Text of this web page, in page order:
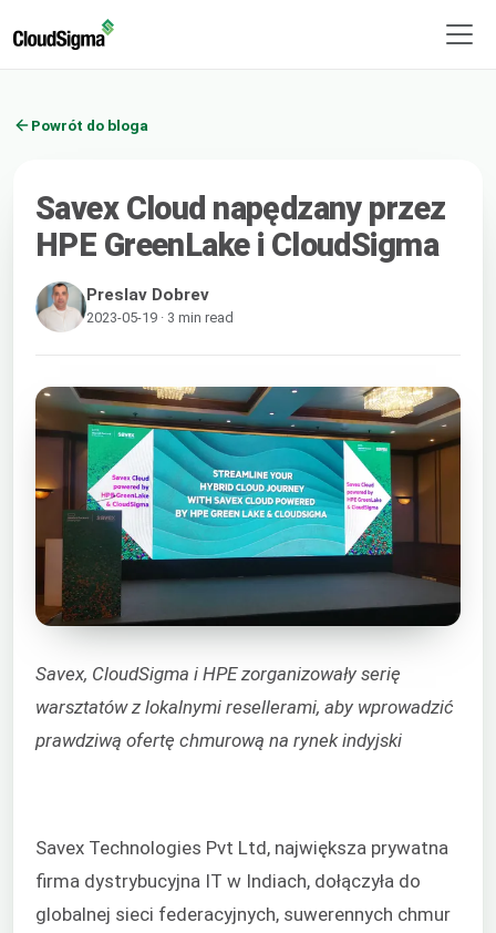
Powrót do bloga
Savex Cloud napędzany przez
HPE GreenLake i CloudSigma
Preslav Dobrev
2023-05-19 · 3 min read
Savex, CloudSigma i HPE zorganizowały serię
warsztatów z lokalnymi resellerami, aby wprowadzić
prawdziwą ofertę chmurową na rynek indyjski
Savex Technologies Pvt Ltd, największa prywatna
firma dystrybucyjna IT w Indiach, dołączyła do
globalnej sieci federacyjnych, suwerennych chmur